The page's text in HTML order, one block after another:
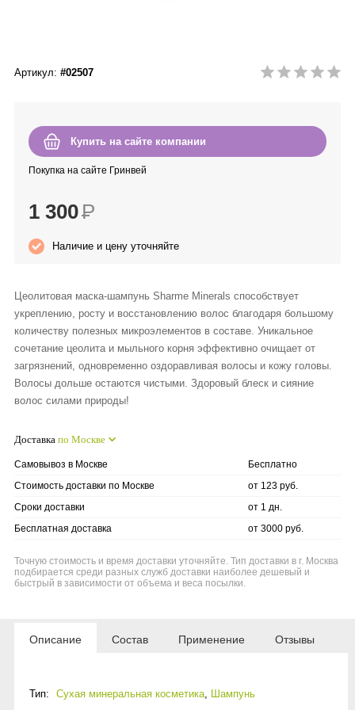
Enjoy Care
Артикул: #02507
Купить на сайте компании
Покупка на сайте Гринвей
1 300Р
Наличие и цену уточняйте
Цеолитовая маска-шампунь Sharme Minerals способствует
укреплению, росту и восстановлению волос благодаря большому
количеству полезных микроэлементов в составе. Уникальное
сочетание цеолита и мыльного корня эффективно очищает от
загрязнений, одновременно оздоравливая волосы и кожу головы.
Волосы дольше остаются чистыми. Здоровый блеск и сияние
волос силами природы!
Доставка по Москве
Самовывоз в Москве
Бесплатно
Стоимость доставки по Москве
от 123 руб.
Сроки доставки
от 1 дн.
Бесплатная доставка
от 3000 руб.
Точную стоимость и время доставки уточняйте. Тип доставки в г. Москва
подбирается среди разных служб доставки наиболее дешевый и
быстрый в зависимости от объема и веса посылки.
Описание Состав Применение Отзывы
Тип: Сухая минеральная косметика, Шампунь